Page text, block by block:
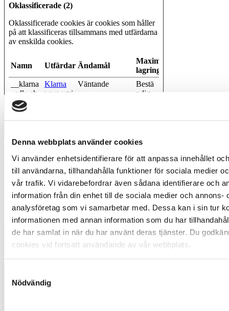
Denna webbplats använder cookies
Vi använder enhetsidentifierare för att anpassa innehållet
till användarna, tillhandahålla funktioner för sociala medier
vår trafik. Vi vidarebefordrar även sådana identifierare och
information från din enhet till de sociala medier och annons-
analysföretag som vi samarbetar med. Dessa kan i sin tur
informationen med annan information som du har
de har samlat in när du har använt deras tjänster. Du
cookies vid fortsatt användande av vår webbplats.
Nödvändig
Oklassificerade (2)
Oklassificerade cookies är cookies som håller
på att klassificeras tillsammans med utfärdarna
av enskilda cookies.
Namn UtfärdareÄndamål
Maximal
lagringstid
__klarna
_sdk_sh
opping-
session
[x2]
Klarna
www.gri
Väntande
Bestä
ndig
Robot-tondeuse
périphérique| Câble de signal Standard, 200 m
Product 19/23
»